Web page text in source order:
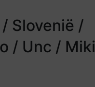
Slovenië /
/ Unc / Miki